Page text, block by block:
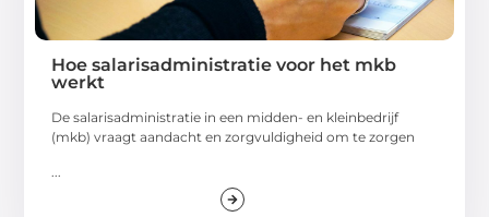
Hoe salarisadministratie voor het mkb
werkt
De salarisadministratie in een midden- en kleinbedrijf
(mkb) vraagt aandacht en zorgvuldigheid om te zorgen